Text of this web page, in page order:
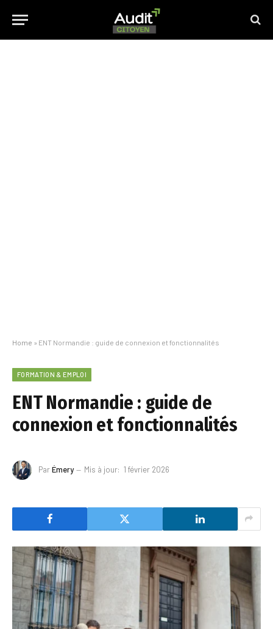
Home » ENT Normandie : guide de connexion et fonctionnalités
FORMATION & EMPLOI
ENT Normandie : guide de
connexion et fonctionnalités
ParÉmery Mis à jour: 1 février 2026